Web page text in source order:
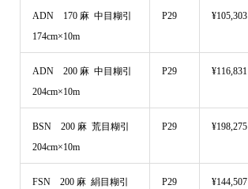
ADN 170 麻 中目糊引
174cm×10m
P29 ¥105,303
ADN 200 麻 中目糊引
204cm×10m
P29 ¥116,831
BSN 200 麻 荒目糊引
204cm×10m
P29 ¥198,275
FSN 200 麻 絹目糊引
P29 ¥144,507